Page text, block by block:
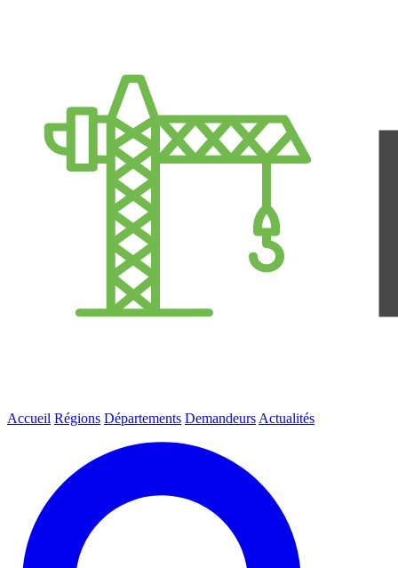
Accueil Régions Départements Demandeurs Actualités